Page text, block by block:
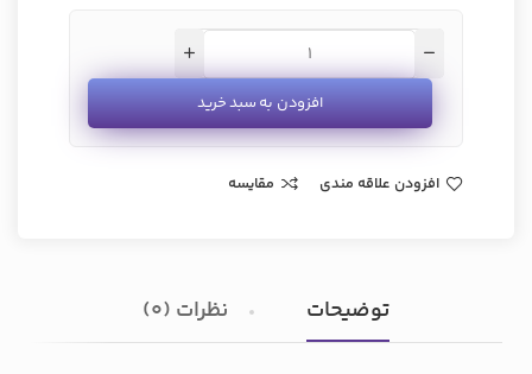
افزودن به سبد خرید
افزودن علاقه مندی مقایسه
توضیحات نظرات (0)